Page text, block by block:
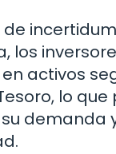
de
los
activos
lo que
demanda